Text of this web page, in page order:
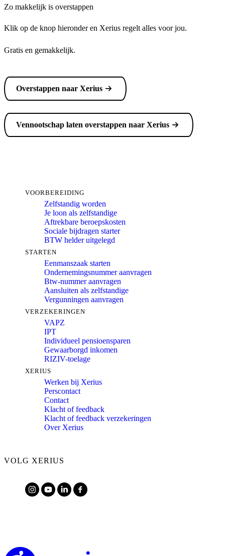
Zo makkelijk is overstappen
Klik op de knop hieronder en Xerius regelt alles voor jou.
Gratis en gemakkelijk.
Overstappen naar Xerius
Vennootschap laten overstappen naar Xerius
VOORBEREIDING
Zelfstandig worden
Je loon als zelfstandige
Aftrekbare beroepskosten
Sociale bijdragen starter
BTW helder uitgelegd
STARTEN
Eenmanszaak starten
Ondernemingsnummer aanvragen
Btw-nummer aanvragen
Aansluiten als zelfstandige
Vergunningen aanvragen
VERZEKERINGEN
VAPZ
IPT
Individueel pensioensparen
Gewaarborgd inkomen
RIZIV-toelage
XERIUS
Werken bij Xerius
Perscontact
Contact
Klacht of feedback
Klacht of feedback verzekeringen
Over Xerius
VOLG XERIUS